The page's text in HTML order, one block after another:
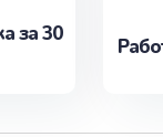
за 30